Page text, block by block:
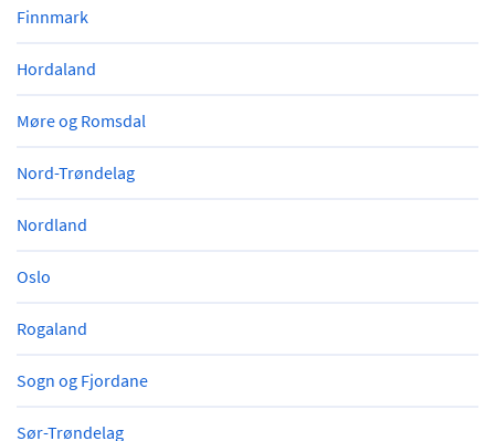
Finnmark
Hordaland
Møre og Romsdal
Nord-Trøndelag
Nordland
Oslo
Rogaland
Sogn og Fjordane
Sør-Trøndelag